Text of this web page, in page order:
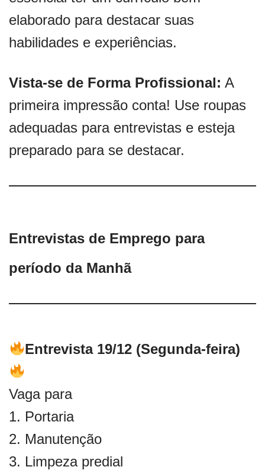
elaborado para destacar suas
habilidades e experiências.
Vista-se de Forma Profissional: A
primeira impressão conta! Use roupas
adequadas para entrevistas e esteja
preparado para se destacar.
Entrevistas de Emprego para
período da Manhã
Entrevista 19/12 (Segunda-feira)
Vaga para
1. Portaria
2. Manutenção
3. Limpeza predial